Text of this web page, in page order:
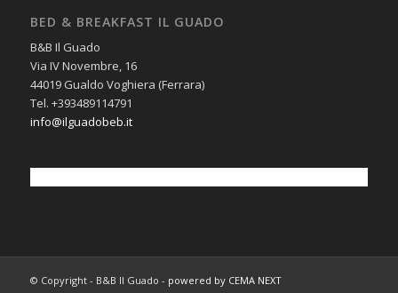
BED & BREAKFAST IL GUADO
B&B Il Guado
Via IV Novembre, 16
44019 Gualdo Voghiera (Ferrara)
Tel. +393489114791
info@ilguadobeb.it
© Copyright - B&B Il Guado - powered by CEMA NEXT